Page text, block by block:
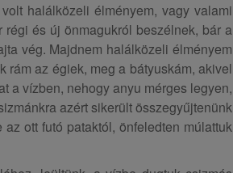
halálközeli élményem, vagy valami
és új önmagukról beszélnek, bár a
vég. Majdnem halálközeli élményem
rám az égiek, meg a bátyuskám, akivel
a vízben, nehogy anyu mérges legyen,
azért sikerült összegyűjtenünk
ott futó pataktól, önfeledten múlattuk